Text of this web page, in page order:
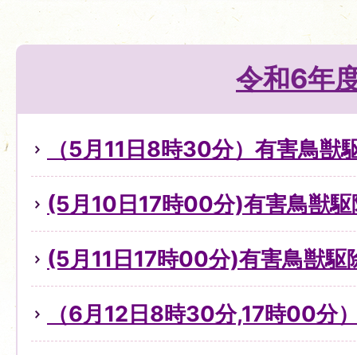
令和6年
（5月11日8時30分）有害鳥獣
(5月10日17時00分)有害鳥獣
(5月11日17時00分)有害鳥獣駆
（6月12日8時30分,17時00分